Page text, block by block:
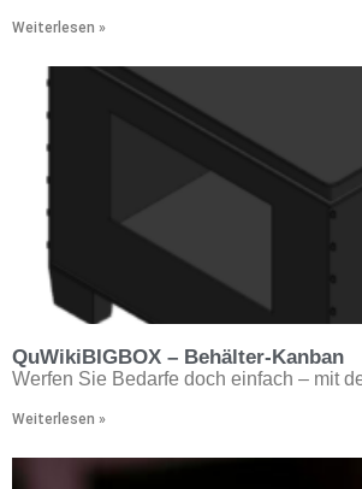
Weiterlesen »
QuWikiBIGBOX – Behälter-Kanban
Werfen Sie Bedarfe doch einfach – mit
Weiterlesen »